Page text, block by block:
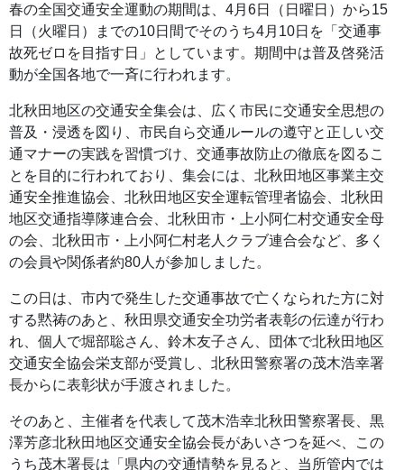
春の全国交通安全運動の期間は、4月6日（日曜日）から15
日（火曜日）までの10日間でそのうち4月10日を「交通事
故死ゼロを目指す日」としています。期間中は普及啓発活
動が全国各地で一斉に行われます。
北秋田地区の交通安全集会は、広く市民に交通安全思想の
普及・浸透を図り、市民自ら交通ルールの遵守と正しい交
通マナーの実践を習慣づけ、交通事故防止の徹底を図るこ
とを目的に行われており、集会には、北秋田地区事業主交
通安全推進協会、北秋田地区安全運転管理者協会、北秋田
地区交通指導隊連合会、北秋田市・上小阿仁村交通安全母
の会、北秋田市・上小阿仁村老人クラブ連合会など、多く
の会員や関係者約80人が参加しました。
この日は、市内で発生した交通事故で亡くなられた方に対
する黙祷のあと、秋田県交通安全功労者表彰の伝達が行わ
れ、個人で堀部聡さん、鈴木友子さん、団体で北秋田地区
交通安全協会栄支部が受賞し、北秋田警察署の茂木浩幸署
長からに表彰状が手渡されました。
そのあと、主催者を代表して茂木浩幸北秋田警察署長、黒
澤芳彦北秋田地区交通安全協会長があいさつを延べ、この
うち茂木署長は「県内の交通情勢を見ると、当所管内では